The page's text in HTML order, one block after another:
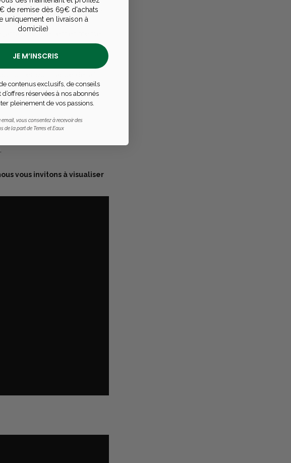
la pratique du saut ou des
jamais perdre l’étrier, même
hunter où chaque détail
vous invitons à visualiser
de remise dès 69€ d'achats
uniquement en livraison à
domicile)
JE M’INSCRIS
contenus exclusifs, de conseils
d’offres réservées à nos abonnés
pleinement de vos passions.
email, vous consentez à recevoir des
de la part de Terres et Eaux